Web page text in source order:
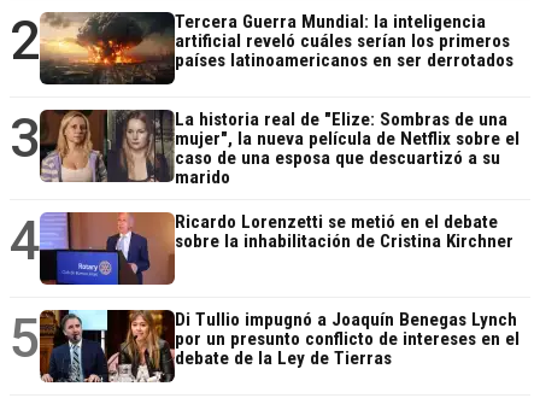
2
Tercera Guerra Mundial: la inteligencia
artificial reveló cuáles serían los primeros
países latinoamericanos en ser derrotados
3
La historia real de "Elize: Sombras de una
mujer", la nueva película de Netflix sobre el
caso de una esposa que descuartizó a su
marido
4
Ricardo Lorenzetti se metió en el debate
sobre la inhabilitación de Cristina Kirchner
5
Di Tullio impugnó a Joaquín Benegas Lynch
por un presunto conflicto de intereses en el
debate de la Ley de Tierras